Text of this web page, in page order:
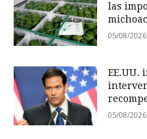
las
05/08/2026
EE.UU.
05/08/2026